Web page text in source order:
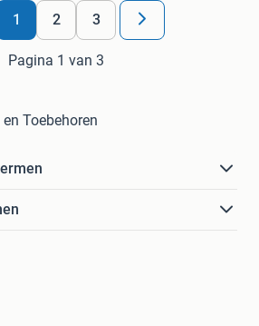
1 2 3
Pagina 1 van 3
Toebehoren